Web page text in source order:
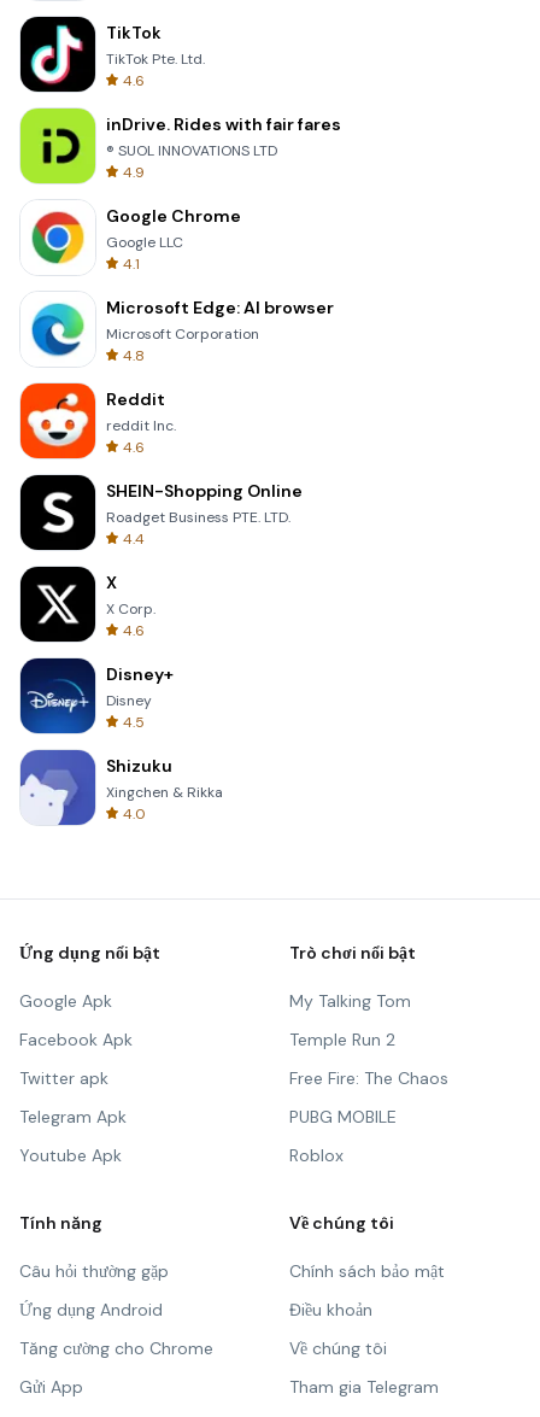
TikTok
TikTok Pte. Ltd.
4.6
inDrive. Rides with fair fares
® SUOL INNOVATIONS LTD
4.9
Google Chrome
Google LLC
4.1
Microsoft Edge: AI browser
Microsoft Corporation
4.8
Reddit
reddit Inc.
4.6
SHEIN-Shopping Online
Roadget Business PTE. LTD.
4.4
X
X Corp.
4.6
Disney+
Disney
4.5
Shizuku
Xingchen & Rikka
4.0
Ứng dụng nổi bật
Google Apk
Facebook Apk
Twitter apk
Telegram Apk
Youtube Apk
Trò chơi nổi bật
My Talking Tom
Temple Run 2
Free Fire: The Chaos
PUBG MOBILE
Roblox
Tính năng
Câu hỏi thường gặp
Ứng dụng Android
Tăng cường cho Chrome
Gửi App
Về chúng tôi
Chính sách bảo mật
Điều khoản
Về chúng tôi
Tham gia Telegram